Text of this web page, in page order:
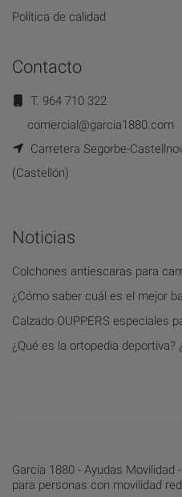
Política de calidad
Contacto
T. 964 710 322
comercial@garcia1880.com
Carretera Segorbe-
(Castellón)
Noticias
Colchones antiescaras para
¿Cómo saber cuál es el mejor
Calzado OUPPERS especiales
¿Qué es la ortopedia deportiva?
García 1880 - Ayudas Movilidad
para personas con movilidad